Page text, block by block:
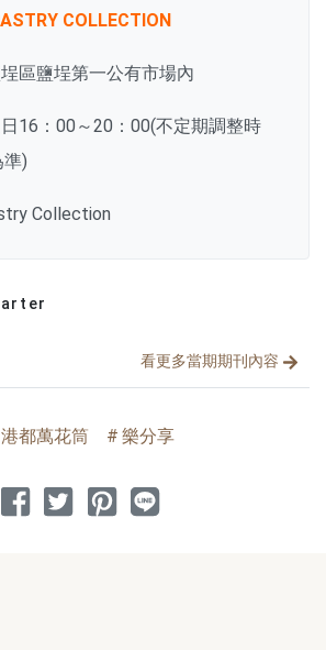
COLLECTION
區鹽埕第一公有市場內
16：00～20：00(不定期調整時
準)
Collection
看更多當期期刊內容
港都萬花筒 樂分享
分享到 Facebook
分享到 Twitter
分享到 Pinterest
分享到 Line